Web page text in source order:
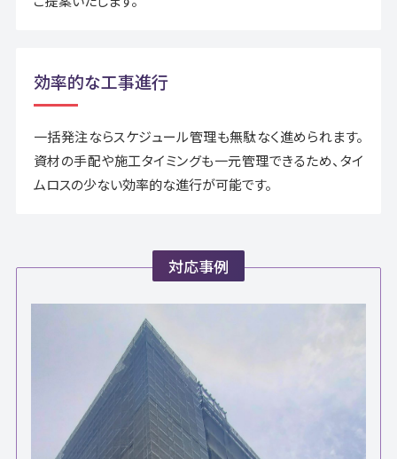
効率的な工事進行
一括発注ならスケジュール管理も無駄なく進められます。
資材の手配や施工タイミングも一元管理できるため、タイ
ムロスの少ない効率的な進行が可能です。
対応事例